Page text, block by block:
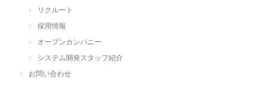
リクルート
採用情報
オープンカンパニー
システム開発スタッフ紹介
お問い合わせ